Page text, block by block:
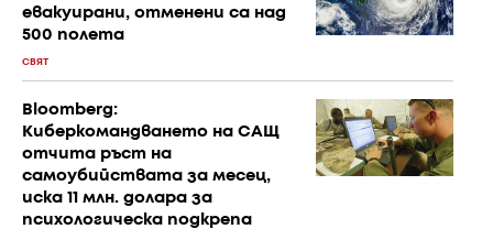
евакуирани, отменени са над
500 полета
СВЯТ
Bloomberg:
Киберкомандването на САЩ
отчита ръст на
самоубийствата за месец,
иска 11 млн. долара за
психологическа подкрепа